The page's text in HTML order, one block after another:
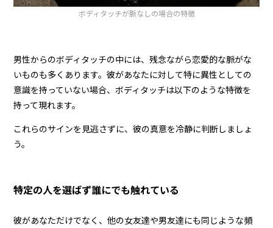
ボディタッチが脈なしの場合の特徴
男性からのボディタッチの中には、残念ながら恋愛的な脈がな
いものも多くあります。彼があなたに対して特に異性としての
意識を持っていない場合、ボディタッチは以下のような特徴を
持って現れます。
これらのサインを見逃さずに、彼の真意を冷静に判断しましょ
う。
特定の人を選ばず誰にでも触れている
彼があなただけでなく、他の女友達や男友達にも同じような頻